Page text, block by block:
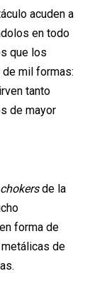
acuden a
en todo
que los
mil formas:
tanto
de mayor
chokersde la
forma de
de